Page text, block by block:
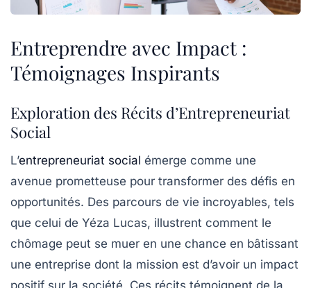
Entreprendre avec Impact :
Témoignages Inspirants
Exploration des Récits d’Entrepreneuriat
Social
L’entrepreneuriat social émerge comme une
avenue prometteuse pour transformer des défis en
opportunités. Des parcours de vie incroyables, tels
que celui de Yéza Lucas, illustrent comment le
chômage peut se muer en une chance en bâtissant
une entreprise dont la mission est d’avoir un impact